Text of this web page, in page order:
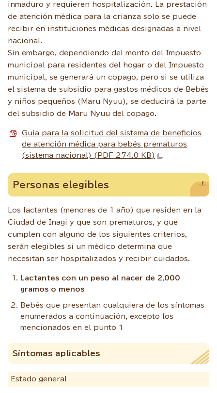
inmaduro y requieren hospitalización. La prestación
de atención médica para la crianza solo se puede
recibir en instituciones médicas designadas a nivel
nacional.
Sin embargo, dependiendo del monto del Impuesto
municipal para residentes del hogar o del Impuesto
municipal, se generará un copago, pero si se utiliza
el sistema de subsidio para gastos médicos de Bebés
y niños pequeños (Maru Nyuu), se deducirá la parte
del subsidio de Maru Nyuu del copago.
Guía para la solicitud del sistema de beneficios
de atención médica para bebés prematuros
(sistema nacional) (PDF 274.0 KB)
Personas elegibles
Los lactantes (menores de 1 año) que residen en la
Ciudad de Inagi y que son prematuros, y que
cumplen con alguno de los siguientes criterios,
serán elegibles si un médico determina que
necesitan ser hospitalizados y recibir cuidados.
Lactantes con un peso al nacer de 2,000
gramos o menos
Bebés que presentan cualquiera de los síntomas
enumerados a continuación, excepto los
mencionados en el punto 1
Síntomas aplicables
Estado general